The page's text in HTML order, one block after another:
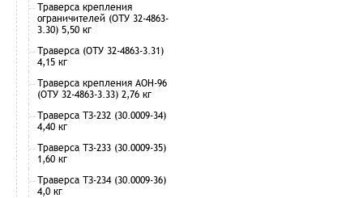
Траверса крепления
ограничителей (ОТУ 32-4863-
3.30) 5,50 кг
Траверса (ОТУ 32-4863-3.31)
4,15 кг
Траверса крепления АОН-96
(ОТУ 32-4863-3.33) 2,76 кг
Траверса ТЗ-232 (30.0009-34)
4,40 кг
Траверса ТЗ-233 (30.0009-35)
1,60 кг
Траверса ТЗ-234 (30.0009-36)
4,0 кг